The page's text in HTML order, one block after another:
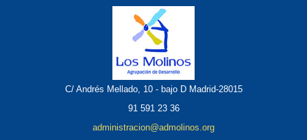
C/ Andrés Mellado, 10 - bajo D Madrid-28015
91 591 23 36
administracion@admolinos.org